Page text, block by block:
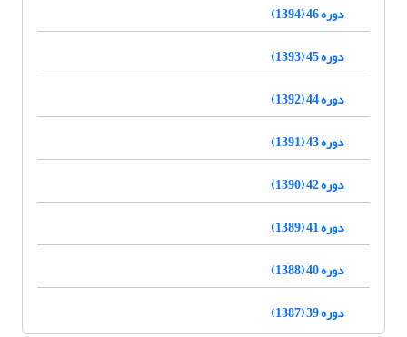
دوره 46 (1394)
دوره 45 (1393)
دوره 44 (1392)
دوره 43 (1391)
دوره 42 (1390)
دوره 41 (1389)
دوره 40 (1388)
دوره 39 (1387)